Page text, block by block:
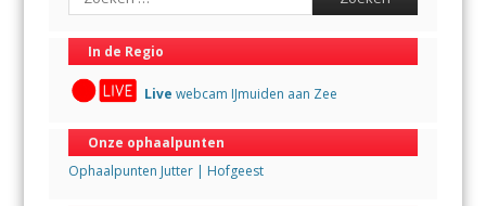
In de Regio
Live webcam IJmuiden aan Zee
Onze ophaalpunten
Ophaalpunten Jutter | Hofgeest